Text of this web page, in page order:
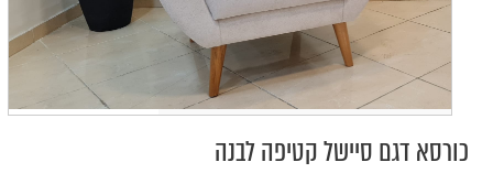
כורסא דגם סיישל קטיפה לבנה